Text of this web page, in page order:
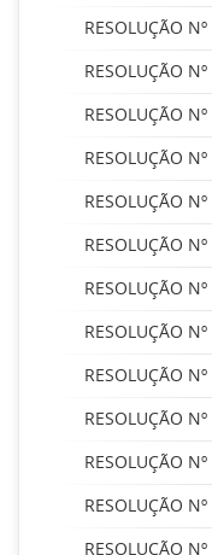
RESOLUÇÃO
RESOLUÇÃO
RESOLUÇÃO
RESOLUÇÃO
RESOLUÇÃO
RESOLUÇÃO
RESOLUÇÃO
RESOLUÇÃO
RESOLUÇÃO
RESOLUÇÃO
RESOLUÇÃO
RESOLUÇÃO
RESOLUÇÃO